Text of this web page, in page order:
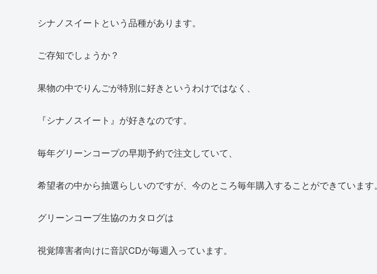
シナノスイートという品種があります。
ご存知でしょうか？
果物の中でりんごが特別に好きというわけではなく、
『シナノスイート』が好きなのです。
毎年グリーンコープの早期予約で注文していて、
希望者の中から抽選らしいのですが、今のところ毎年購入することができています。
グリーンコープ生協のカタログは
視覚障害者向けに音訳CDが毎週入っています。